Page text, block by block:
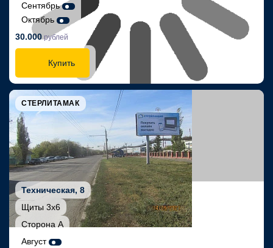
Сентябрь
Октябрь
30.000рублей
Купить
СТЕРЛИТАМАК
Техническая, 8
Щиты 3х6
Сторона А
Август